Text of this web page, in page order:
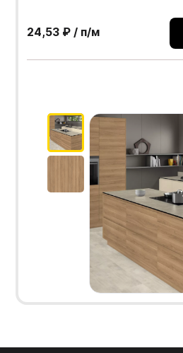
24,53 ₽ / п/м